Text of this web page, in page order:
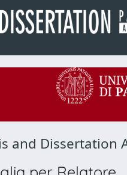
and Dissertation